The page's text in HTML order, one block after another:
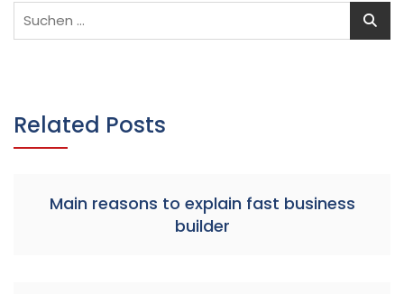
Suchen
Related Posts
Main reasons to explain fast business
builder